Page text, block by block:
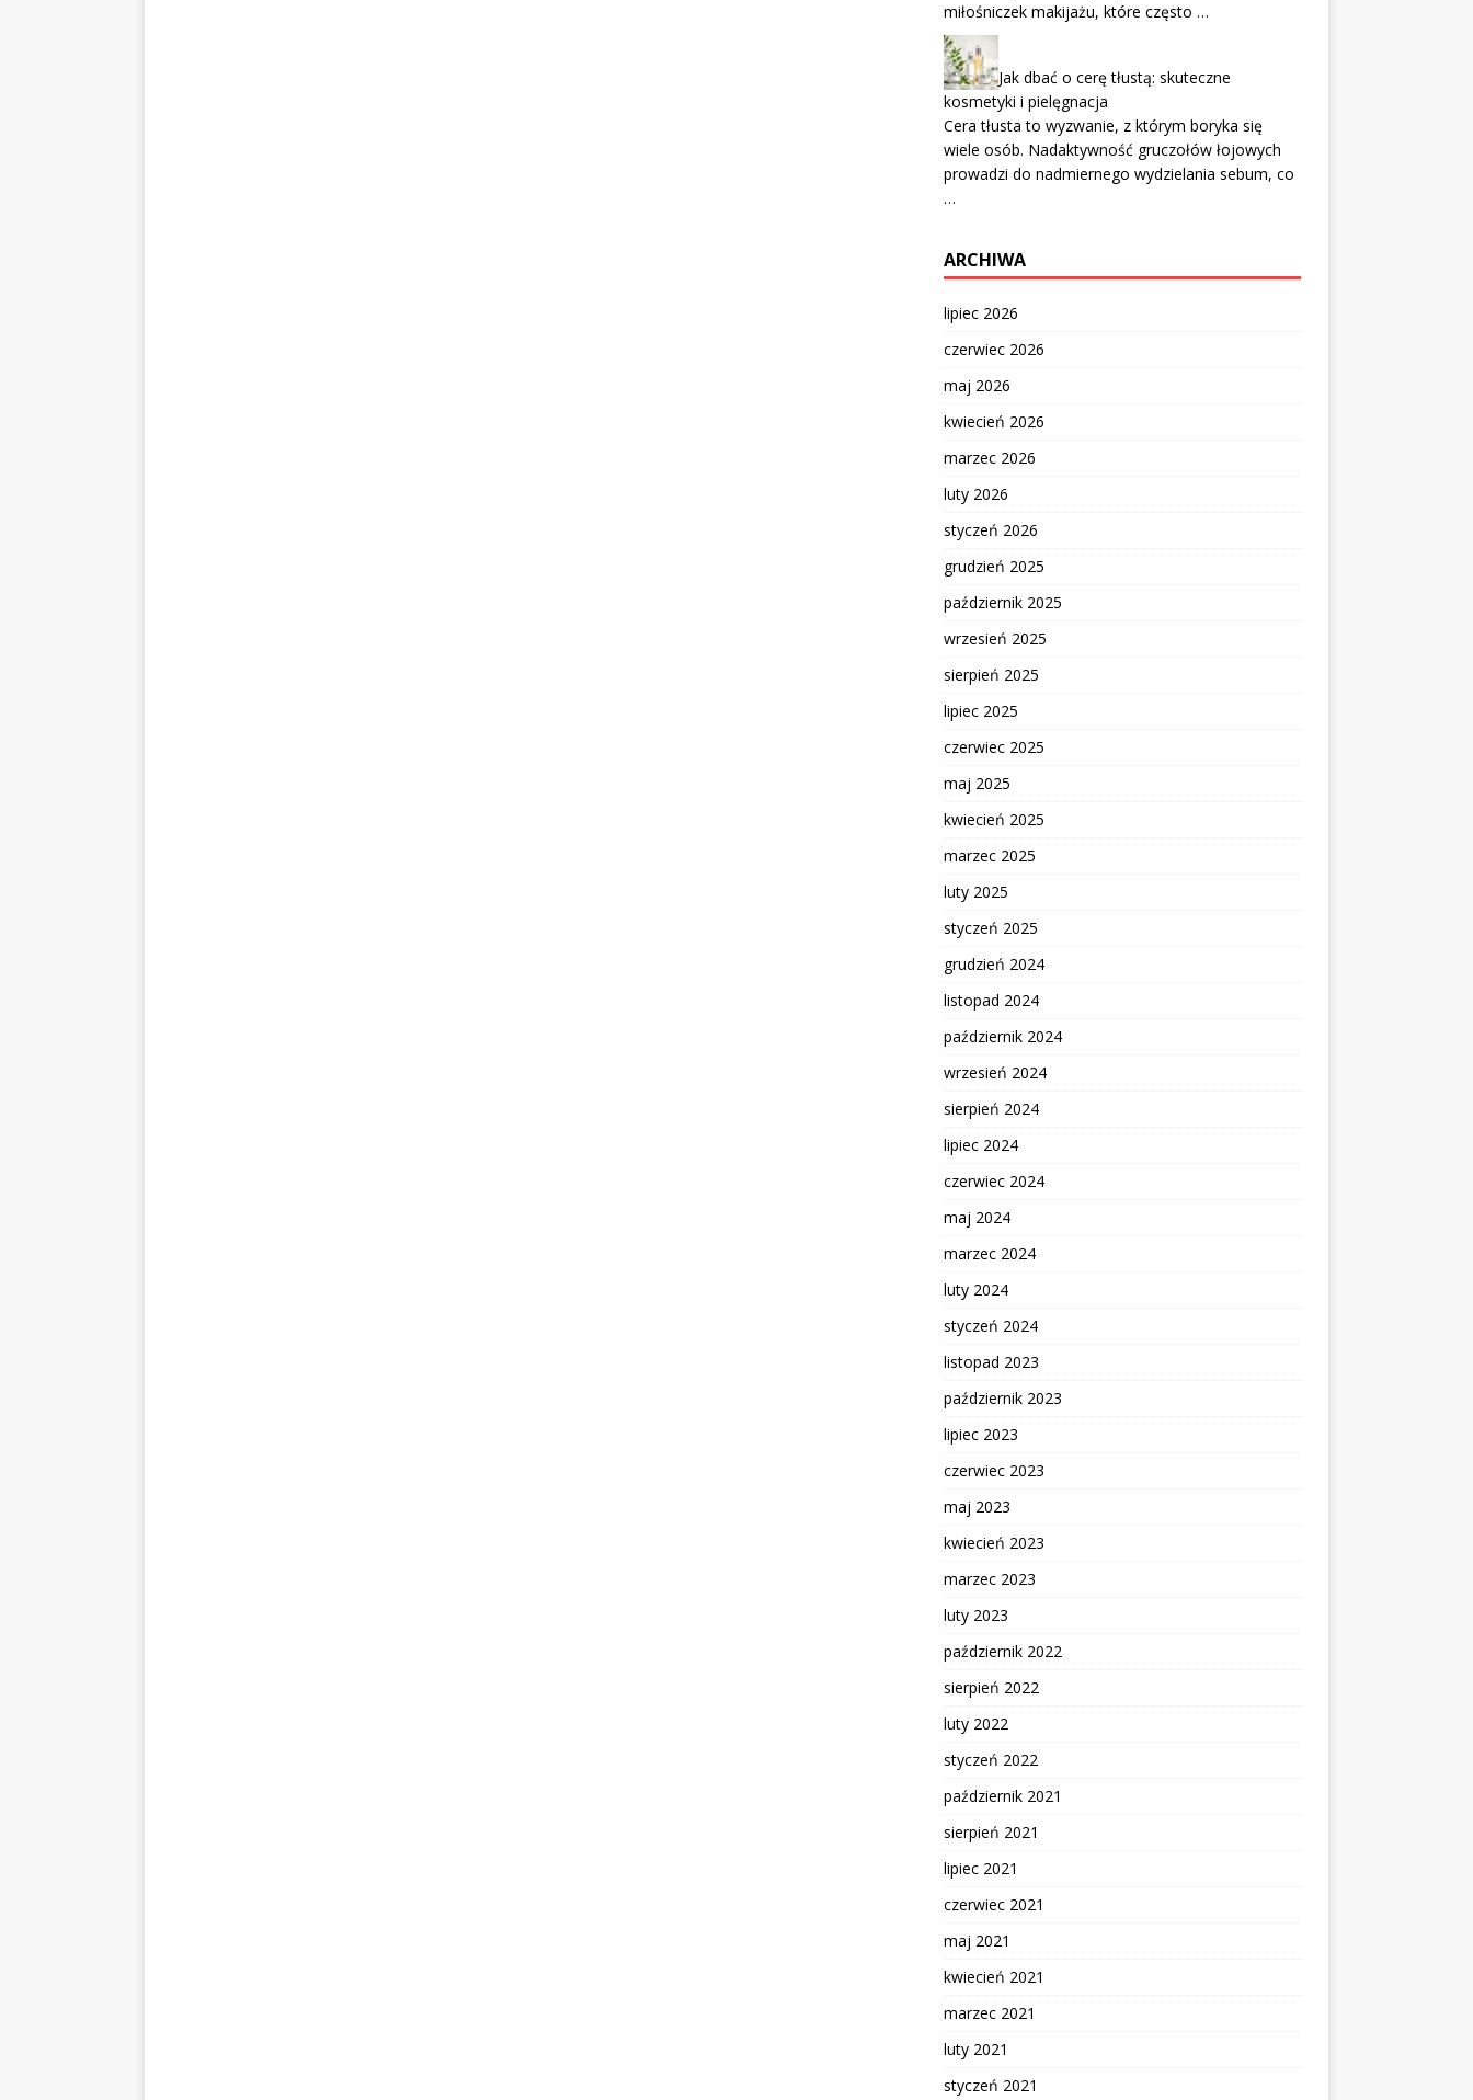
miłośniczek makijażu, które często …
Jak dbać o cerę tłustą: skuteczne
kosmetyki i pielęgnacja
Cera tłusta to wyzwanie, z którym boryka się
wiele osób. Nadaktywność gruczołów łojowych
prowadzi do nadmiernego wydzielania sebum, co
…
ARCHIWA
lipiec 2026
czerwiec 2026
maj 2026
kwiecień 2026
marzec 2026
luty 2026
styczeń 2026
grudzień 2025
październik 2025
wrzesień 2025
sierpień 2025
lipiec 2025
czerwiec 2025
maj 2025
kwiecień 2025
marzec 2025
luty 2025
styczeń 2025
grudzień 2024
listopad 2024
październik 2024
wrzesień 2024
sierpień 2024
lipiec 2024
czerwiec 2024
maj 2024
marzec 2024
luty 2024
styczeń 2024
listopad 2023
październik 2023
lipiec 2023
czerwiec 2023
maj 2023
kwiecień 2023
marzec 2023
luty 2023
październik 2022
sierpień 2022
luty 2022
styczeń 2022
październik 2021
sierpień 2021
lipiec 2021
czerwiec 2021
maj 2021
kwiecień 2021
marzec 2021
luty 2021
styczeń 2021